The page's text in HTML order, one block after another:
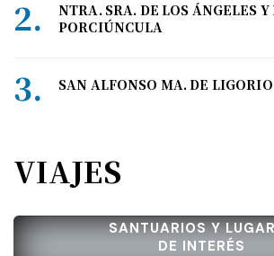
NTRA. SRA. DE LOS ÁNGELES Y
PORCIÚNCULA
SAN ALFONSO MA. DE LIGORIO
VIAJES
SANTUARIOS Y
DE INTERÉS